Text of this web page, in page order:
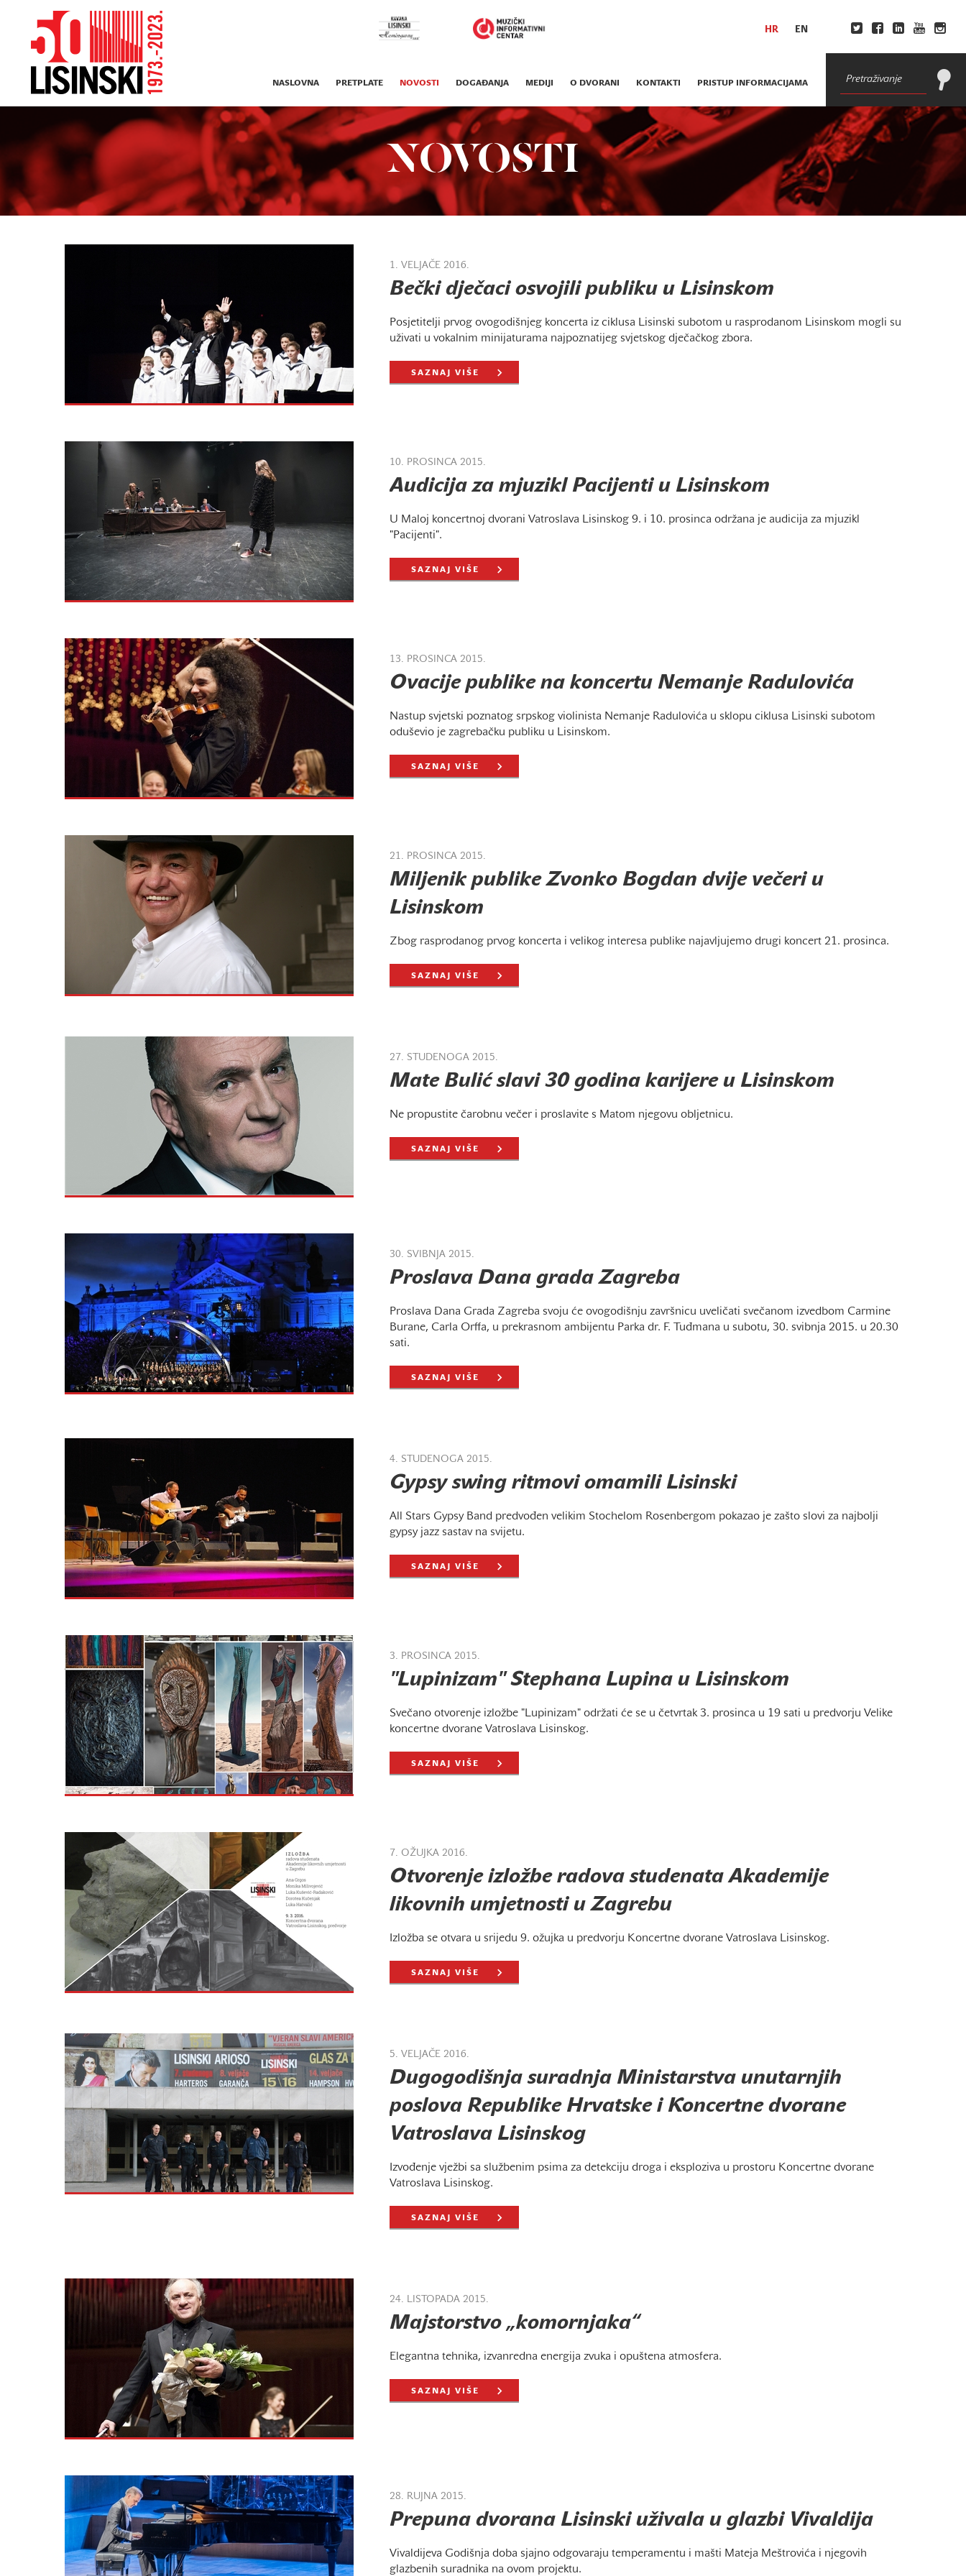
HR EN
NASLOVNA PRETPLATE NOVOSTI DOGAĐANJA MEDIJI O DVORANI KONTAKTI PRISTUP INFORMACIJAMA
NOVOSTI
1. VELJAČE 2016.
Bečki dječaci osvojili publiku u Lisinskom
Posjetitelji prvog ovogodišnjeg koncerta iz ciklusa Lisinski subotom u rasprodanom Lisinskom mogli su
uživati u vokalnim minijaturama najpoznatijeg svjetskog dječačkog zbora.
SAZNAJ VIŠE
10. PROSINCA 2015.
Audicija za mjuzikl Pacijenti u Lisinskom
U Maloj koncertnoj dvorani Vatroslava Lisinskog 9. i 10. prosinca održana je audicija za mjuzikl
"Pacijenti".
SAZNAJ VIŠE
13. PROSINCA 2015.
Ovacije publike na koncertu Nemanje Radulovića
Nastup svjetski poznatog srpskog violinista Nemanje Radulovića u sklopu ciklusa Lisinski subotom
oduševio je zagrebačku publiku u Lisinskom.
SAZNAJ VIŠE
21. PROSINCA 2015.
Miljenik publike Zvonko Bogdan dvije večeri u
Lisinskom
Zbog rasprodanog prvog koncerta i velikog interesa publike najavljujemo drugi koncert 21. prosinca.
SAZNAJ VIŠE
27. STUDENOGA 2015.
Mate Bulić slavi 30 godina karijere u Lisinskom
Ne propustite čarobnu večer i proslavite s Matom njegovu obljetnicu.
SAZNAJ VIŠE
30. SVIBNJA 2015.
Proslava Dana grada Zagreba
Proslava Dana Grada Zagreba svoju će ovogodišnju završnicu uveličati svečanom izvedbom Carmine
Burane, Carla Orffa, u prekrasnom ambijentu Parka dr. F. Tuđmana u subotu, 30. svibnja 2015. u 20.30
sati.
SAZNAJ VIŠE
4. STUDENOGA 2015.
Gypsy swing ritmovi omamili Lisinski
All Stars Gypsy Band predvođen velikim Stochelom Rosenbergom pokazao je zašto slovi za najbolji
gypsy jazz sastav na svijetu.
SAZNAJ VIŠE
3. PROSINCA 2015.
"Lupinizam" Stephana Lupina u Lisinskom
Svečano otvorenje izložbe "Lupinizam" održati će se u četvrtak 3. prosinca u 19 sati u predvorju Velike
koncertne dvorane Vatroslava Lisinskog.
SAZNAJ VIŠE
7. OŽUJKA 2016.
Otvorenje izložbe radova studenata Akademije
likovnih umjetnosti u Zagrebu
Izložba se otvara u srijedu 9. ožujka u predvorju Koncertne dvorane Vatroslava Lisinskog.
SAZNAJ VIŠE
5. VELJAČE 2016.
Dugogodišnja suradnja Ministarstva unutarnjih
poslova Republike Hrvatske i Koncertne dvorane
Vatroslava Lisinskog
Izvođenje vježbi sa službenim psima za detekciju droga i eksploziva u prostoru Koncertne dvorane
Vatroslava Lisinskog.
SAZNAJ VIŠE
24. LISTOPADA 2015.
Majstorstvo „komornjaka“
Elegantna tehnika, izvanredna energija zvuka i opuštena atmosfera.
SAZNAJ VIŠE
28. RUJNA 2015.
Prepuna dvorana Lisinski uživala u glazbi Vivaldija
Vivaldijeva Godišnja doba sjajno odgovaraju temperamentu i mašti Mateja Meštrovića i njegovih
glazbenih suradnika na ovom projektu.